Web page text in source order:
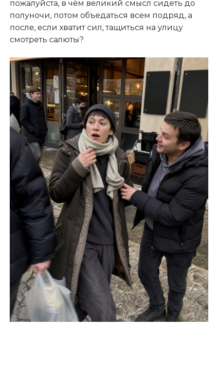
пожалуйста, в чём великий смысл сидеть до
полуночи, потом объедаться всем подряд, а
после, если хватит сил, тащиться на улицу
смотреть салюты?